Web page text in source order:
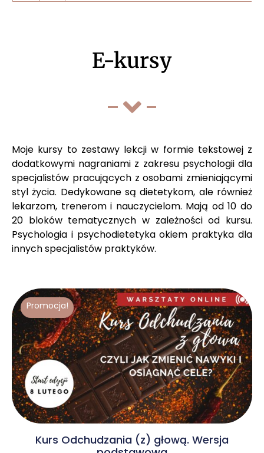
E-kursy
Moje kursy to zestawy lekcji w formie tekstowej z
dodatkowymi nagraniami z zakresu psychologii dla
specjalistów pracujących z osobami zmieniającymi
styl życia. Dedykowane są dietetykom, ale również
lekarzom, trenerom i nauczycielom. Mają od 10 do
20 bloków tematycznych w zależności od kursu.
Psychologia i psychodietetyka okiem praktyka dla
innych specjalistów praktyków.
Promocja!
Kurs Odchudzania (z) głową. Wersja